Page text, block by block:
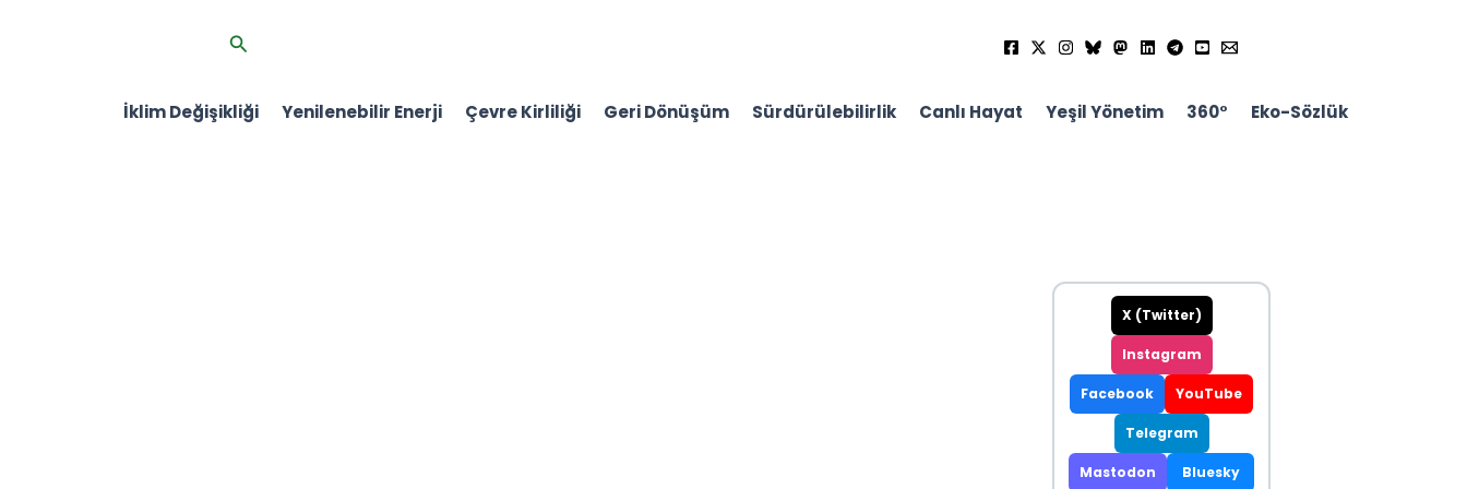
Arama
İklim Değişikliği Yenilenebilir Enerji Çevre Kirliliği Geri Dönüşüm Sürdürülebilirlik Canlı Hayat Yeşil Yönetim 360° Eko-Sözlük
X (Twitter)
Instagram
Facebook YouTube
Telegram
Mastodon Bluesky